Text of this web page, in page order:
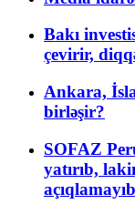
Bakı
çevirir,
Ankara,
birləşir?
SOFAZ
yatırıb,
açıqlamayıb